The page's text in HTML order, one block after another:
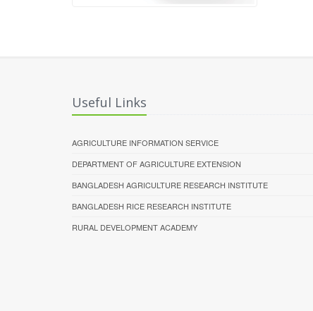
Useful Links
AGRICULTURE INFORMATION SERVICE
DEPARTMENT OF AGRICULTURE EXTENSION
BANGLADESH AGRICULTURE RESEARCH INSTITUTE
BANGLADESH RICE RESEARCH INSTITUTE​
RURAL DEVELOPMENT ACADEMY​